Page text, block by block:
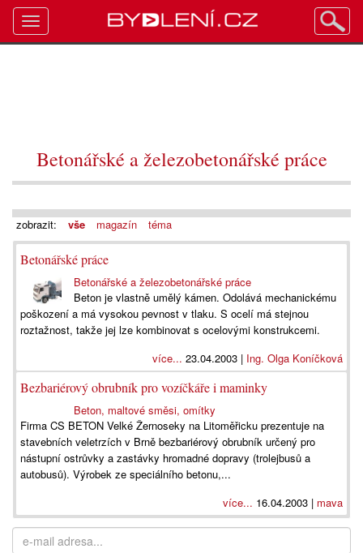
Betonářské a železobetonářské práce
zobrazit: vše magazín téma
Betonářské práce
Betonářské a železobetonářské práce
Beton je vlastně umělý kámen. Odolává mechanickému
poškození a má vysokou pevnost v tlaku. S ocelí má stejnou
roztažnost, takže jej lze kombinovat s ocelovými konstrukcemi.
více... 23.04.2003 | Ing. Olga Koníčková
Bezbariérový obrubník pro vozíčkáře i maminky
Beton, maltové směsi, omítky
Firma CS BETON Velké Žernoseky na Litoměřicku prezentuje na
stavebních veletrzích v Brně bezbariérový obrubník určený pro
nástupní ostrůvky a zastávky hromadné dopravy (trolejbusů a
autobusů). Výrobek ze speciálního betonu,...
více... 16.04.2003 | mava
Toggle
navigation